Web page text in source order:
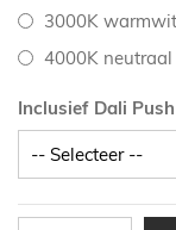
3000K warmwit
4000K
Inclusief Dali